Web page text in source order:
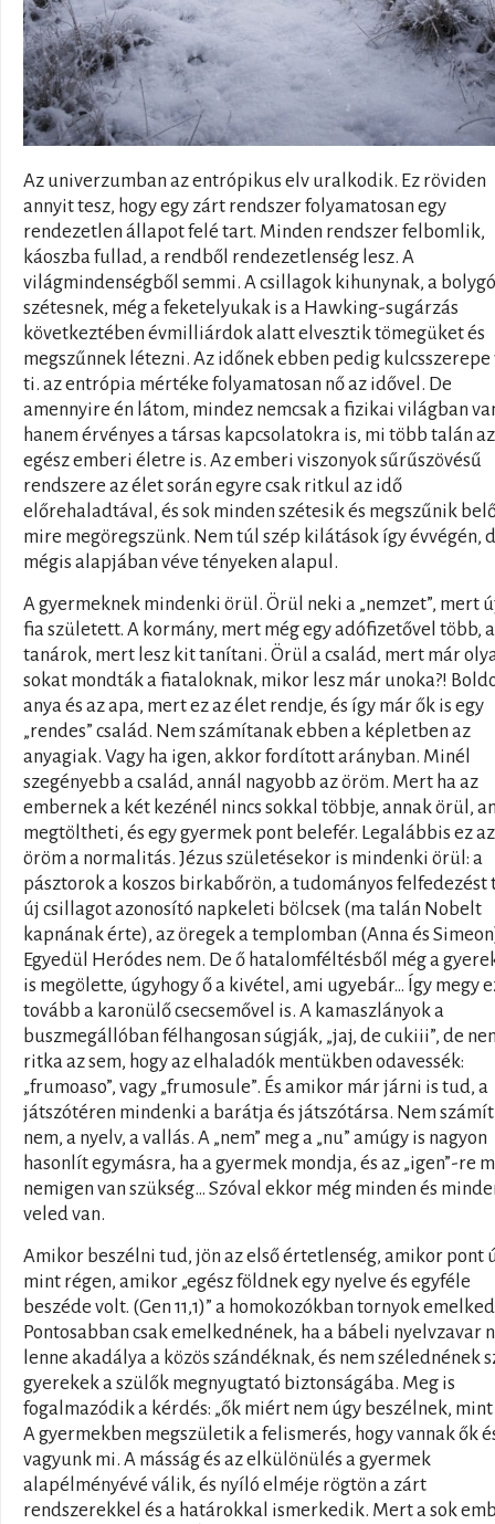
Az univerzumban az entrópikus elv uralkodik. Ez röviden
annyit tesz, hogy egy zárt rendszer folyamatosan egy
rendezetlen állapot felé tart. Minden rendszer felbomlik,
káoszba fullad, a rendből rendezetlenség lesz. A
világmindenségből semmi. A csillagok kihunynak, a
szétesnek, még a feketelyukak is a Hawking-sugárzás
következtében évmilliárdok alatt elvesztik tömegüket és
megszűnnek létezni. Az időnek ebben pedig kulcsszerepe
ti. az entrópia mértéke folyamatosan nő az idővel. De
amennyire én látom, mindez nemcsak a fizikai világban
hanem érvényes a társas kapcsolatokra is, mi több talán az
egész emberi életre is. Az emberi viszonyok sűrűszövésű
rendszere az élet során egyre csak ritkul az idő
előrehaladtával, és sok minden szétesik és megszűnik
mire megöregszünk. Nem túl szép kilátások így évvégén,
mégis alapjában véve tényeken alapul.
A gyermeknek mindenki örül. Örül neki a „nemzet”, mert
fia született. A kormány, mert még egy adófizetővel több, a
tanárok, mert lesz kit tanítani. Örül a család, mert már
sokat mondták a fiataloknak, mikor lesz már unoka?!
anya és az apa, mert ez az élet rendje, és így már ők is egy
„rendes” család. Nem számítanak ebben a képletben az
anyagiak. Vagy ha igen, akkor fordított arányban. Minél
szegényebb a család, annál nagyobb az öröm. Mert ha az
embernek a két kezénél nincs sokkal többje, annak örül,
megtöltheti, és egy gyermek pont belefér. Legalábbis ez az
öröm a normalitás. Jézus születésekor is mindenki örül: a
pásztorok a koszos birkabőrön, a tudományos felfedezést
új csillagot azonosító napkeleti bölcsek (ma talán Nobelt
kapnának érte), az öregek a templomban (Anna és
Egyedül Heródes nem. De ő hatalomféltésből még a
is megölette, úgyhogy ő a kivétel, ami ugyebár… Így megy
tovább a karonülő csecsemővel is. A kamaszlányok a
buszmegállóban félhangosan súgják, „jaj, de cukiii”, de
ritka az sem, hogy az elhaladók mentükben odavessék:
„frumoaso”, vagy „frumosule”. És amikor már járni is tud, a
játszótéren mindenki a barátja és játszótársa. Nem
nem, a nyelv, a vallás. A „nem” meg a „nu” amúgy is nagyon
hasonlít egymásra, ha a gyermek mondja, és az „igen”-re
nemigen van szükség… Szóval ekkor még minden és
veled van.
Amikor beszélni tud, jön az első értetlenség, amikor pont
mint régen, amikor „egész földnek egy nyelve és egyféle
beszéde volt. (Gen 11,1)” a homokozókban tornyok
Pontosabban csak emelkednének, ha a bábeli nyelvzavar
lenne akadálya a közös szándéknak, és nem szélednének
gyerekek a szülők megnyugtató biztonságába. Meg is
fogalmazódik a kérdés: „ők miért nem úgy beszélnek, mint
A gyermekben megszületik a felismerés, hogy vannak ők
vagyunk mi. A másság és az elkülönülés a gyermek
alapélményévé válik, és nyíló elméje rögtön a zárt
rendszerekkel és a határokkal ismerkedik. Mert a sok